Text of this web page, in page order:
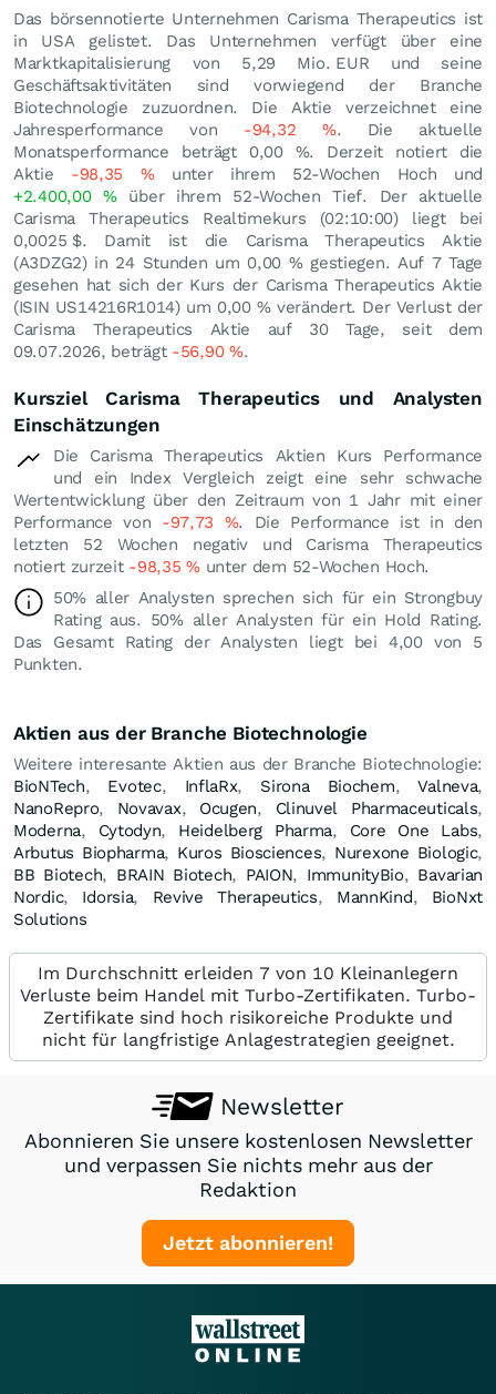
Das börsennotierte Unternehmen Carisma Therapeutics ist
in USA gelistet. Das Unternehmen verfügt über eine
Marktkapitalisierung von 5,29 Mio. EUR und seine
Geschäftsaktivitäten sind vorwiegend der Branche
Biotechnologie zuzuordnen. Die Aktie verzeichnet eine
Jahresperformance von -94,32 %. Die aktuelle
Monatsperformance beträgt 0,00 %. Derzeit notiert die
Aktie -98,35 %unter ihrem 52-Wochen Hoch und
+2.400,00%über ihrem 52-Wochen Tief. Der aktuelle
Carisma Therapeutics Realtimekurs (02:10:00) liegt bei
0,0025 $. Damit ist die Carisma Therapeutics Aktie
(A3DZG2) in 24 Stunden um 0,00 %gestiegen. Auf 7 Tage
gesehen hat sich der Kurs der Carisma Therapeutics Aktie
(ISIN US14216R1014) um 0,00%verändert. Der Verlust der
Carisma Therapeutics Aktie auf 30 Tage, seit dem
09.07.2026, beträgt -56,90 %.
Kursziel Carisma Therapeutics und Analysten
Einschätzungen
Die Carisma Therapeutics Aktien Kurs Performance
und ein Index Vergleich zeigt eine sehr schwache
Wertentwicklung über den Zeitraum von 1 Jahr mit einer
Performance von -97,73 %. Die Performance ist in den
letzten 52 Wochen negativ und Carisma Therapeutics
notiert zurzeit -98,35%unter dem 52-Wochen Hoch.
50% aller Analysten sprechen sich für ein Strongbuy
Rating aus. 50% aller Analysten für ein Hold Rating.
Das Gesamt Rating der Analysten liegt bei 4,00 von 5
Punkten.
Aktien aus der Branche Biotechnologie
Weitere interesante Aktien aus der Branche Biotechnologie:
BioNTech, Evotec, InflaRx, Sirona Biochem,Valneva,
NanoRepro, Novavax, Ocugen, Clinuvel Pharmaceuticals,
Moderna, Cytodyn, Heidelberg Pharma, Core One Labs,
Arbutus Biopharma, Kuros Biosciences, Nurexone Biologic,
BB Biotech, BRAIN Biotech, PAION, ImmunityBio, Bavarian
Nordic, Idorsia, Revive Therapeutics, MannKind, BioNxt
Solutions
Im Durchschnitt erleiden 7 von 10 Kleinanlegern
Verluste beim Handel mit Turbo-Zertifikaten. Turbo-
Zertifikate sind hoch risikoreiche Produkte und
nicht für langfristige Anlagestrategien geeignet.
Newsletter
Abonnieren Sie unsere kostenlosen Newsletter
und verpassen Sie nichts mehr aus der
Redaktion
Jetzt abonnieren!